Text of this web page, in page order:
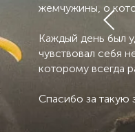
жемчужины, о
Каждый день был
чувствовал себя
которому всегда
Спасибо за такую